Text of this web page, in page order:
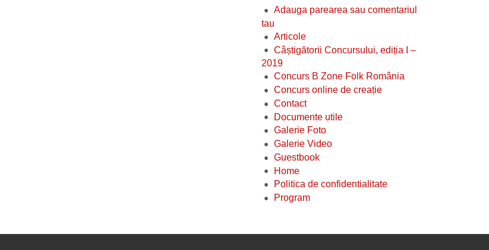
Adauga parearea sau comentariul
tau
Articole
Câștigătorii Concursului, ediția I –
2019
Concurs B Zone Folk România
Concurs online de creație
Contact
Documente utile
Galerie Foto
Galerie Video
Guestbook
Home
Politica de confidentialitate
Program